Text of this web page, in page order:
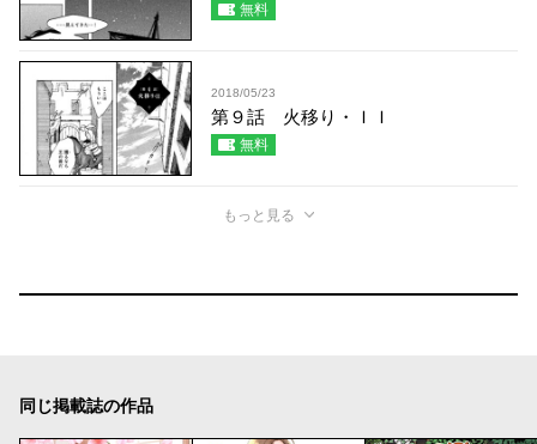
無料
2018/05/23
第９話 火移り・ＩＩ
無料
もっと見る
同じ掲載誌の作品